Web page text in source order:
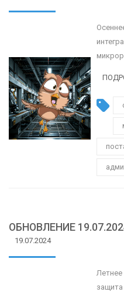
ОБНОВЛЕНИЕ
19.07.2024
Летнее